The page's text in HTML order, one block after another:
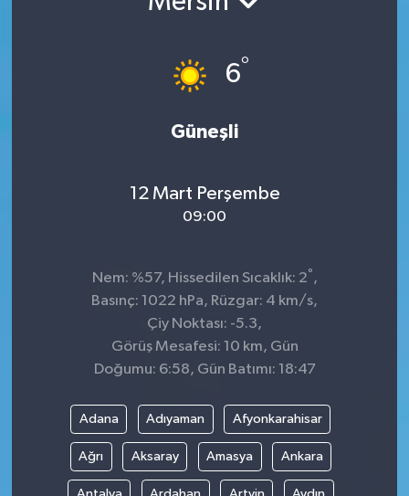
6°
Güneşli
12 Mart Perşembe
09:00
Nem: %57, Hissedilen Sıcaklık: 2° ,
Basınç: 1022 hPa, Rüzgar: 4 km/s,
Çiy Noktası: -5.3,
Görüş Mesafesi: 10 km, Gün
Doğumu: 6:58, Gün Batımı: 18:47
Adana Adıyaman Afyonkarahisar
Ağrı Aksaray Amasya Ankara